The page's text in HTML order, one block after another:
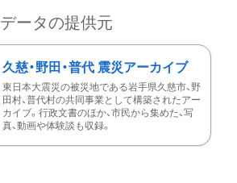
データの提供元
久慈・野田・普代 震災アーカイブ
東日本大震災の被災地である岩手県久慈市、野
田村、普代村の共同事業として構築されたアー
カイブ。行政文書のほか、市民から集めた、写
真、動画や体験談も収録。